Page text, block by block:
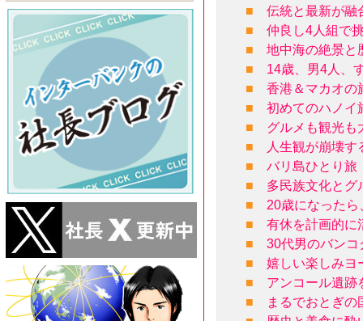
■
伝統と最新が融
■
仲良し4人組で
■
地中海の絶景と
■
14歳、男4人、
■
香港＆マカオの
■
初めてのハノイ
■
グルメも観光も
■
人生観が崩壊
■
バリ島ひとり旅
■
多民族文化とグ
■
20歳になった
■
有休を計画的に
■
30代男のバン
■
嬉しい楽しみヨ
■
アンコール遺跡
■
まるでおとぎ